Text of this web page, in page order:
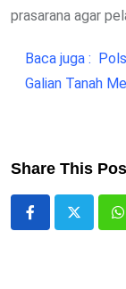
prasarana agar
Baca juga :
Galian Tanah
Share This